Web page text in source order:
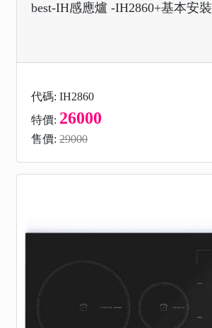
best-IH感應爐 -IH2860+基本安裝
代碼: IH2860
特價: 26000
售價: 29000